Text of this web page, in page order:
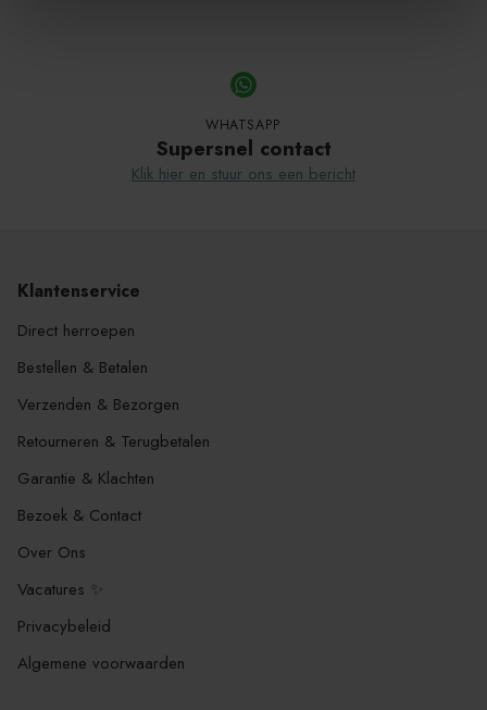
WHATSAPP
Supersnel contact
Klik hier en stuur ons een bericht
Klantenservice
Direct herroepen
Bestellen & Betalen
Verzenden & Bezorgen
Retourneren & Terugbetalen
Garantie & Klachten
Bezoek & Contact
Over Ons
Vacatures ✨
Privacybeleid
Algemene voorwaarden